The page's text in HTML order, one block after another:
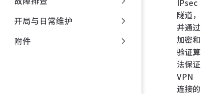
开局与日常维护
附件
隧道，
并通过
加密和
验证算
法保证
VPN
连接的